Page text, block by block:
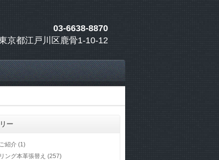
03-6638-8870
京都江戸川区鹿骨1-10-12
ー
紹介 (1)
ング本革張替え (257)